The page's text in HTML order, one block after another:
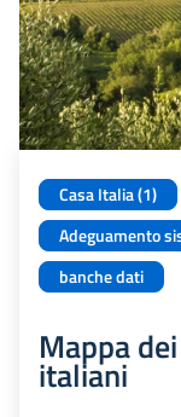
Casa Italia (1)
Adeguamento
banche dati
Mappa
italiani